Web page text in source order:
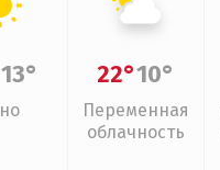
13° 22°10°
Переменная
облачность